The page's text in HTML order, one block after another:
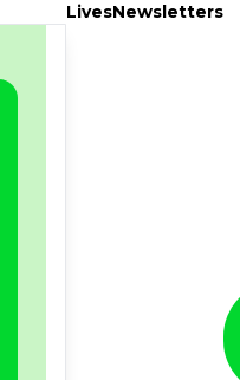
LivesNewsletters